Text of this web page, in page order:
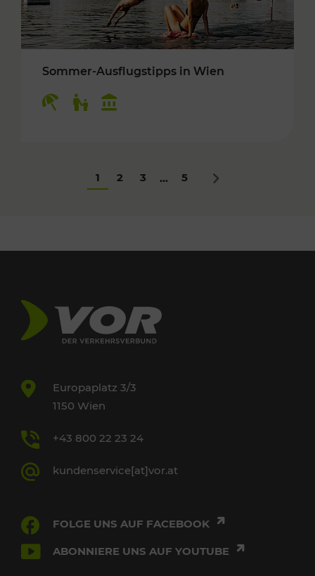
Sommer-Ausflugstipps in Wien
1 2 3 ... 5 Nächstes
Europaplatz 3/3
1150 Wien
+43 800 22 23 24
kundenservice[at]vor.at
FOLGE UNS AUF FACEBOOK
ABONNIERE UNS AUF YOUTUBE